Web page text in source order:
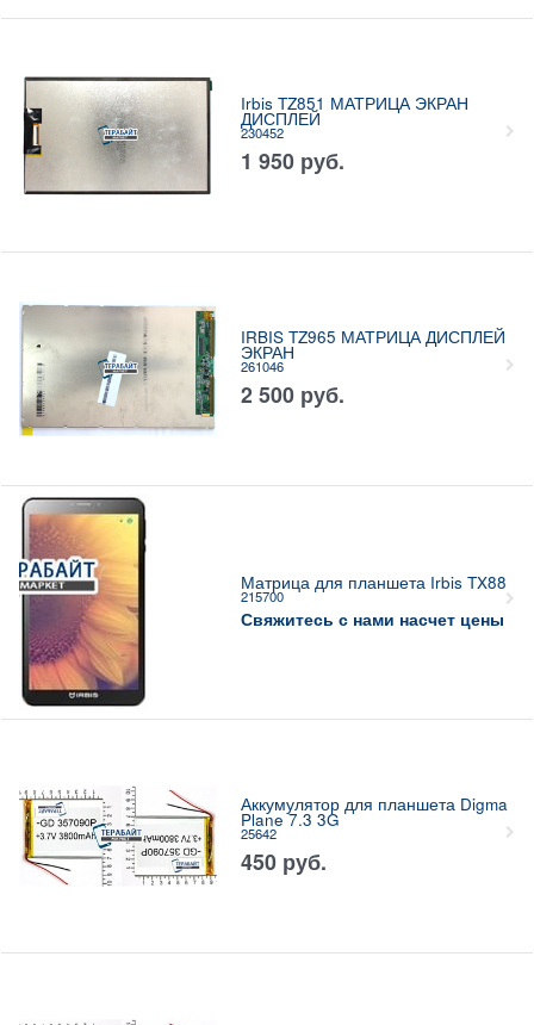
Irbis TZ851 МАТРИЦА ЭКРАН
ДИСПЛЕЙ
230452
1 950 руб.
IRBIS TZ965 МАТРИЦА ДИСПЛЕЙ
ЭКРАН
261046
2 500 руб.
Матрица для планшета Irbis TX88
215700
Свяжитесь с нами насчет цены
Аккумулятор для планшета Digma
Plane 7.3 3G
25642
450 руб.